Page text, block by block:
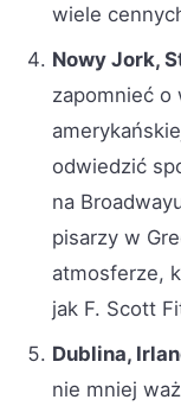
wiele
Nowy Jork,
zapomnieć o
odwiedzić
na
pisarzy w
atmosferze,
jak F. Scott
Dublina,
nie mniej